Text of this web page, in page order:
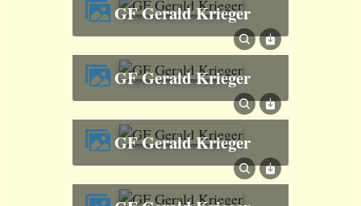
GF Gerald Krieger
GF Gerald Krieger
GF Gerald Krieger